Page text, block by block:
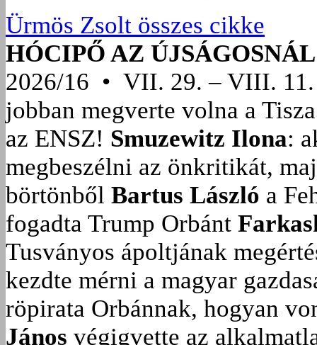
Ürmös Zsolt összes cikke
HÓCIPŐ AZ ÚJSÁGOSNÁL
2026/16 • VII. 29. – VIII. 11.
jobban megverte volna a
az ENSZ! Smuzewitz Ilona:
megbeszélni az önkritikát,
börtönből Bartus László a
fogadta Trump Orbánt
Tusványos ápoltjának
kezdte mérni a magyar
röpirata Orbánnak, hogyan
János végigvette az